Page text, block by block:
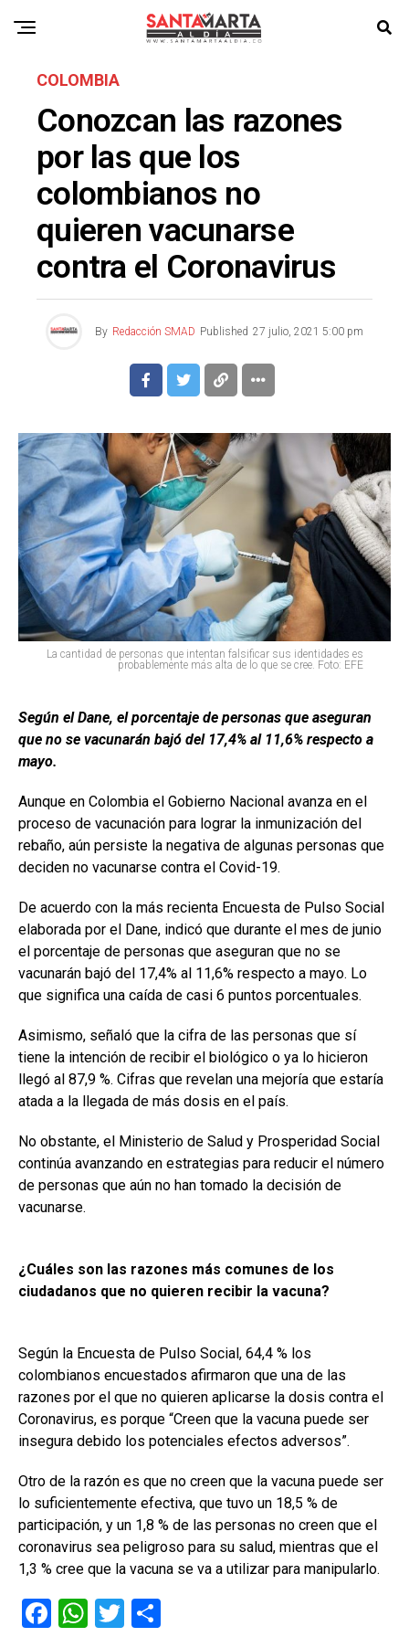
COLOMBIA
Conozcan las razones
por las que los
colombianos no
quieren vacunarse
contra el Coronavirus
By Redacción SMAD Published 27 julio, 2021 5:00 pm
La cantidad de personas que intentan falsificar sus identidades es
probablemente más alta de lo que se cree. Foto: EFE
Según el Dane, el porcentaje de personas que aseguran
que no se vacunarán bajó del 17,4% al 11,6% respecto a
mayo.
Aunque en Colombia el Gobierno Nacional avanza en el
proceso de vacunación para lograr la inmunización del
rebaño, aún persiste la negativa de algunas personas que
deciden no vacunarse contra el Covid-19.
De acuerdo con la más recienta Encuesta de Pulso Social
elaborada por el Dane, indicó que durante el mes de junio
el porcentaje de personas que aseguran que no se
vacunarán bajó del 17,4% al 11,6% respecto a mayo. Lo
que significa una caída de casi 6 puntos porcentuales.
Asimismo, señaló que la cifra de las personas que sí
tiene la intención de recibir el biológico o ya lo hicieron
llegó al 87,9 %. Cifras que revelan una mejoría que estaría
atada a la llegada de más dosis en el país.
No obstante, el Ministerio de Salud y Prosperidad Social
continúa avanzando en estrategias para reducir el número
de personas que aún no han tomado la decisión de
vacunarse.
¿Cuáles son las razones más comunes de los
ciudadanos que no quieren recibir la vacuna?
Según la Encuesta de Pulso Social, 64,4 % los
colombianos encuestados afirmaron que una de las
razones por el que no quieren aplicarse la dosis contra el
Coronavirus, es porque “Creen que la vacuna puede ser
insegura debido los potenciales efectos adversos”.
Otro de la razón es que no creen que la vacuna puede ser
lo suficientemente efectiva, que tuvo un 18,5 % de
participación, y un 1,8 % de las personas no creen que el
coronavirus sea peligroso para su salud, mientras que el
1,3 % cree que la vacuna se va a utilizar para manipularlo.
F
W T